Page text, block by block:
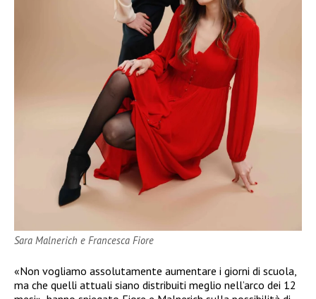
Sara Malnerich e Francesca Fiore
«Non vogliamo assolutamente aumentare i giorni di scuola,
ma che quelli attuali siano distribuiti meglio nell’arco dei 12